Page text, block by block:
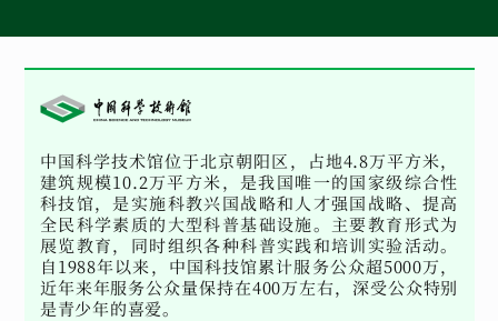
中国科学技术馆位于北京朝阳区，占地4.8万平方米，
建筑规模10.2万平方米，是我国唯一的国家级综合性
科技馆，是实施科教兴国战略和人才强国战略、提高
全民科学素质的大型科普基础设施。主要教育形式为
展览教育，同时组织各种科普实践和培训实验活动。
自1988年以来，中国科技馆累计服务公众超5000万，
近年来年服务公众量保持在400万左右，深受公众特别
是青少年的喜爱。